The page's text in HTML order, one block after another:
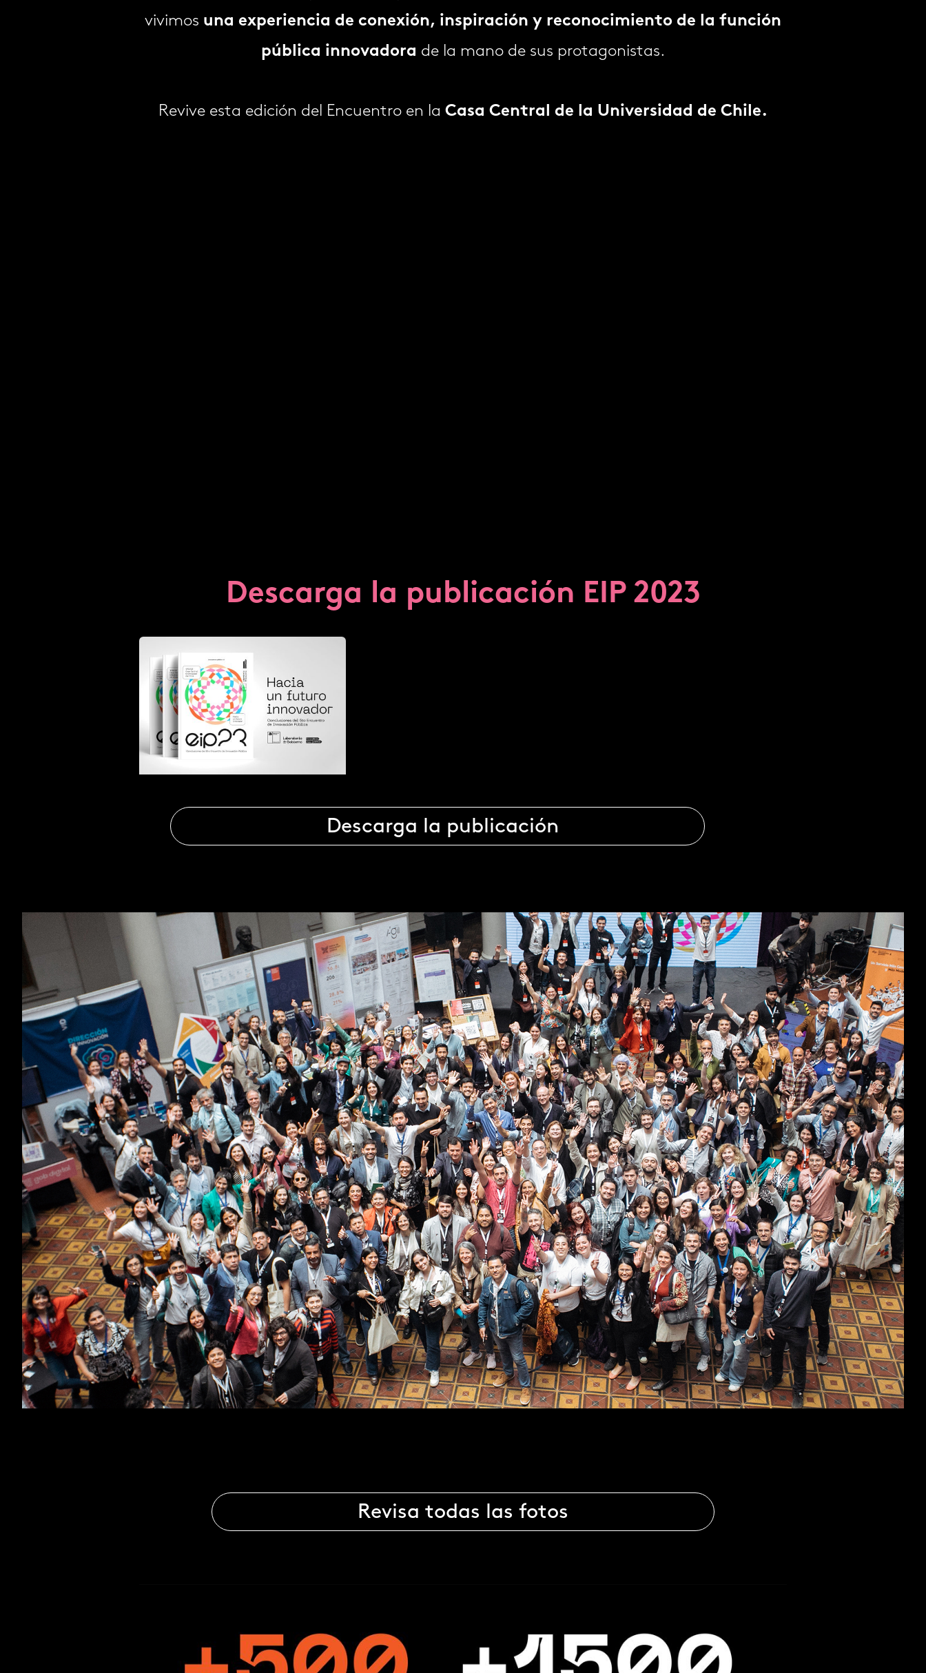
vivimos una experiencia de conexión, inspiración y reconocimiento de la función
pública innovadora de la mano de sus protagonistas.
Revive esta edición del Encuentro en la Casa Central de la Universidad de Chile.
Descarga la publicación EIP 2023
Descarga la publicación
Revisa todas las fotos